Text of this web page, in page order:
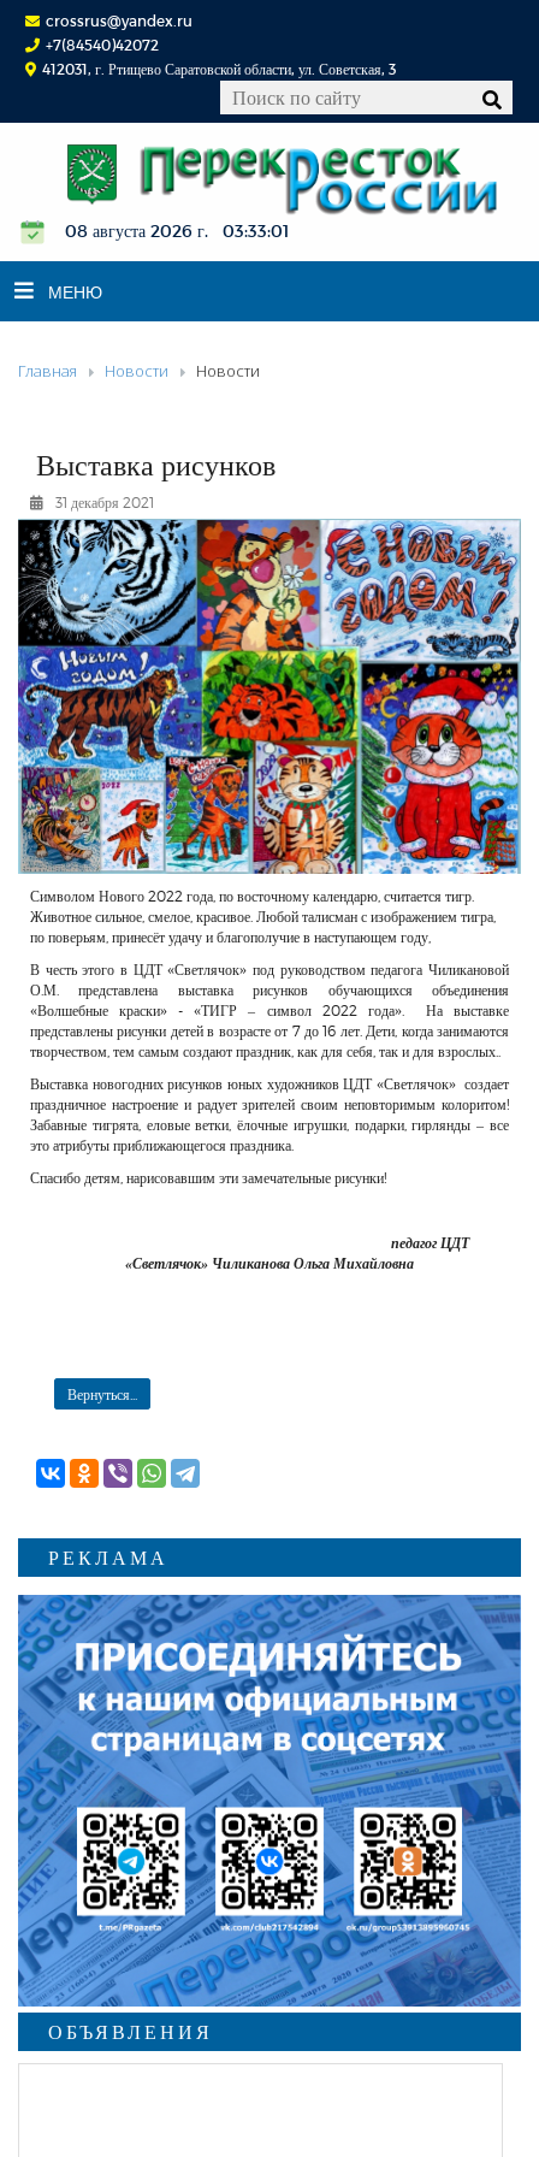
crossrus@yandex.ru
+7(84540)42072
412031, г. Ртищево Саратовской области, ул. Советская, 3
08 августа 2026 г. 03:33:01
МЕНЮ
НОВОСТИ
К СВЕДЕНИЮ
ФОТОРЕПОРТАЖИ
РЕКЛАМОДАТЕЛЯМ
ОБЪЯВЛЕНИЯ
КОНТАКТЫ
Главная Новости Новости
Выставка рисунков
31 декабря 2021
Символом Нового 2022 года, по восточному календарю, считается тигр.
Животное сильное, смелое, красивое. Любой талисман с изображением тигра,
по поверьям, принесёт удачу и благополучие в наступающем году,
В честь этого в ЦДТ «Светлячок» под руководством педагога Чиликановой
О.М. представлена выставка рисунков обучающихся объединения
«Волшебные краски» - «ТИГР – символ 2022 года». На выставке
представлены рисунки детей в возрасте от 7 до 16 лет. Дети, когда занимаются
творчеством, тем самым создают праздник, как для себя, так и для взрослых..
Выставка новогодних рисунков юных художников ЦДТ «Светлячок» создает
праздничное настроение и радует зрителей своим неповторимым колоритом!
Забавные тигрята, еловые ветки, ёлочные игрушки, подарки, гирлянды – все
это атрибуты приближающегося праздника.
Спасибо детям, нарисовавшим эти замечательные рисунки!
педагог ЦДТ
«Светлячок» Чиликанова Ольга Михайловна
Вернуться...
РЕКЛАМА
ОБЪЯВЛЕНИЯ